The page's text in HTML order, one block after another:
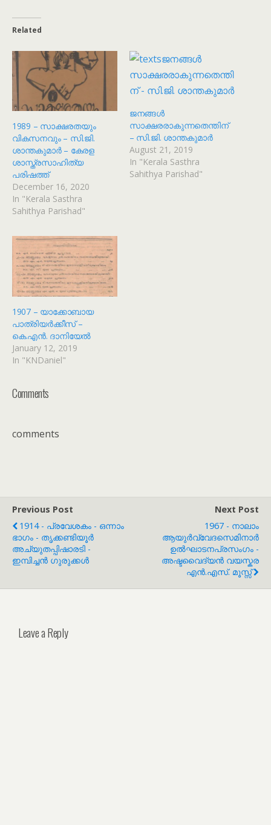
Related
1989 – സാക്ഷരതയും
വികസനവും – സി.ജി.
ശാന്തകുമാർ – കേരള
ശാസ്ത്രസാഹിത്യ
പരിഷത്ത്
December 16, 2020
In "Kerala Sasthra
Sahithya Parishad"
ജനങ്ങൾ
സാക്ഷരരാകുന്നതെന്തിന്
– സി.ജി. ശാന്തകുമാർ
August 21, 2019
In "Kerala Sasthra
Sahithya Parishad"
1907 – യാക്കോബായ
പാത്രിയർക്കീസ് –
കെ.എൻ. ദാനിയേൽ
January 12, 2019
In "KNDaniel"
Comments
comments
Previous Post
1914 - പ്രവേശകം - ഒന്നാം
ഭാഗം - തൃക്കണ്ടിയൂർ
അച്യുതപ്പിഷാരടി -
ഇമ്പിച്ചൻ ഗുരുക്കൾ
Next Post
1967 - നാലാം
ആയുർവ്വേദസെമിനാർ
ഉൽഘാടനപ്രസംഗം -
അഷ്ടവൈദ്യൻ വയസ്കര
എൻ.എസ്. മൂസ്സ്
Leave a Reply